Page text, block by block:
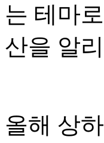
는 테마
산을 알
올해 상